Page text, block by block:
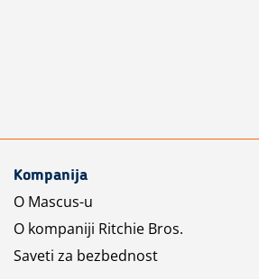
Kompanija
O Mascus-u
O kompaniji Ritchie Bros.
Saveti za bezbednost